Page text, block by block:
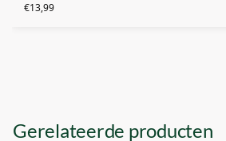
€13,99
Gerelateerde producten